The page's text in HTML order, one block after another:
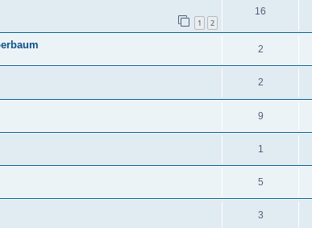
1 2
16
2
2
9
1
5
3